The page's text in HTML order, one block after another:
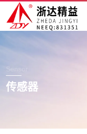
Sensor
传感器